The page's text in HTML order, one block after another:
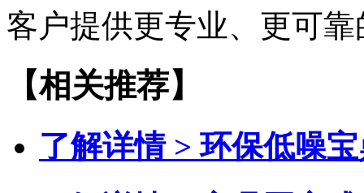
客户提供更专业、更可
【相关推荐】
了解详情 >环保低噪